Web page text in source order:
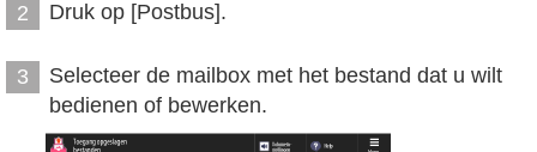
2 Druk op [Postbus].
3
Selecteer de mailbox met het bestand dat u wilt
bedienen of bewerken.